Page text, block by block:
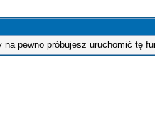
pewno próbujesz uruchomić tę